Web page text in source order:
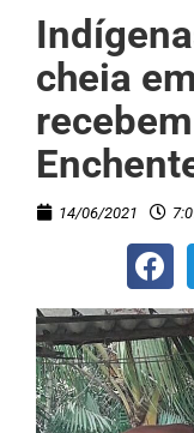
cheia
14/06/2021